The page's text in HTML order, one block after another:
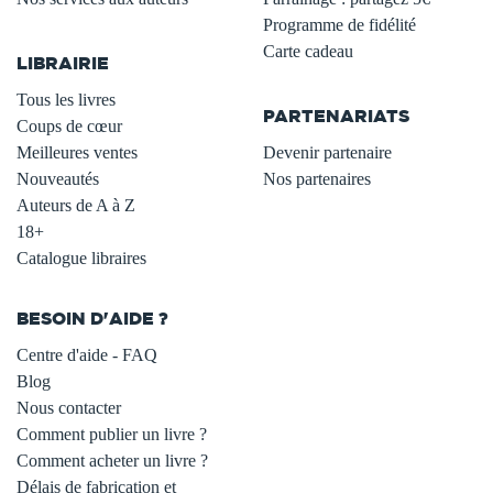
LIBRAIRIE
Tous les livres
Coups de cœur
Meilleures ventes
Nouveautés
Auteurs de A à Z
18+
Catalogue libraires
Programme de fidélité
Carte cadeau
PARTENARIATS
Devenir partenaire
Nos partenaires
BESOIN D'AIDE ?
Centre d'aide - FAQ
Blog
Nous contacter
Comment publier un livre ?
Comment acheter un livre ?
Délais de fabrication et